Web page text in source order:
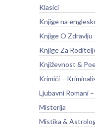
Klasici
Knjige na
Knjige O Zdravlju
Knjige Za
Književnost &
Krimići –
Ljubavni Romani
Misterija
Mistika &